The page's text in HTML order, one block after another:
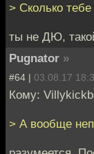
> Сколько тебе
ты не ДЮ,
Pugnator »
#64 | 03.08.17
Кому:
> А вообще